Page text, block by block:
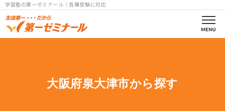
学習塾の第一ゼミナール｜各種受験に対応
コース案内大阪府泉大津市から探す